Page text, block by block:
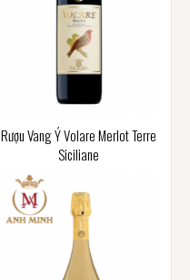
Rượu Vang Ý Volare Merlot Terre
Siciliane